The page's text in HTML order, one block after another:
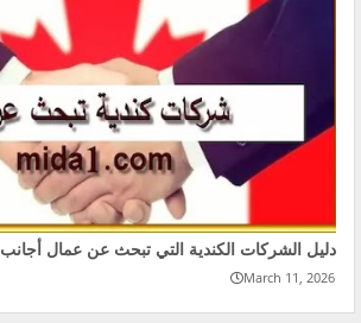
دليل الشركات الكندية التي تبحث عن عمال أجانب
March 11, 2026